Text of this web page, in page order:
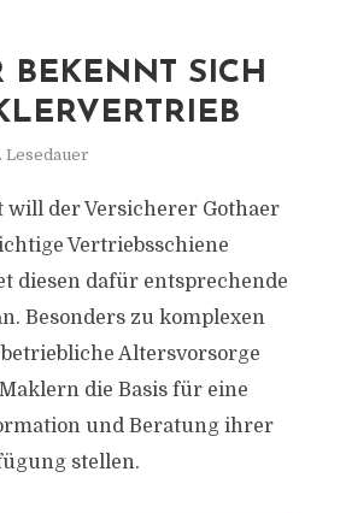
BEKENNT SICH
Lesedauer
der Versicherer Gothaer
Vertriebsschiene
diesen dafür entsprechende
Besonders zu komplexen
Altersvorsorge
die Basis für eine
und Beratung ihrer
stellen.